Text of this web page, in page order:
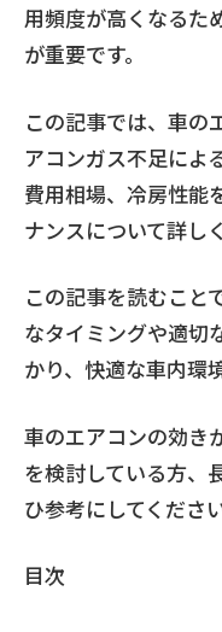
用頻度が高くなるた
が重要です。
この記事では、車の
アコンガス不足によ
費用相場、冷房性能
ナンスについて詳し
この記事を読むこと
なタイミングや適切
かり、快適な車内環
車のエアコンの効き
を検討している方、
ひ参考にしてください
目次